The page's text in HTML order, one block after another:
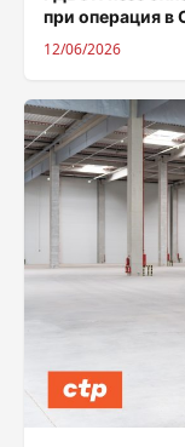
при операция в
12/06/2026